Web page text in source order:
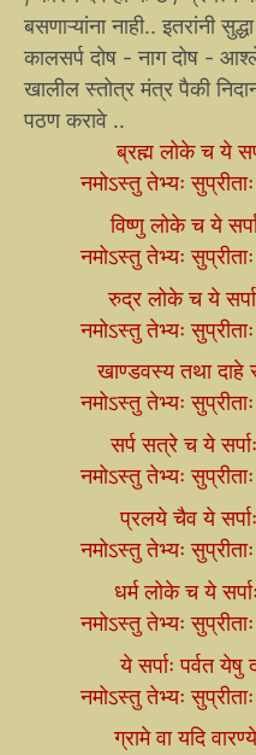
बसणाऱ्यांना नाही.. इतरांनी
कालसर्प दोष - नाग दोष -
खालील स्तोत्र मंत्र पैकी
पठण करावे ..
ब्रह्म लोके च ये
नमोऽस्तु तेभ्यः
विष्णु लोके च ये
नमोऽस्तु तेभ्यः
रुद्र लोके च ये
नमोऽस्तु तेभ्यः
खाण्डवस्य तथा दाहे
नमोऽस्तु तेभ्यः
सर्प सत्रे च ये
नमोऽस्तु तेभ्यः
प्रलये चैव ये
नमोऽस्तु तेभ्यः
धर्म लोके च ये
नमोऽस्तु तेभ्यः
ये सर्पाः पर्वत येषु
नमोऽस्तु तेभ्यः
ग्रामे वा यदि